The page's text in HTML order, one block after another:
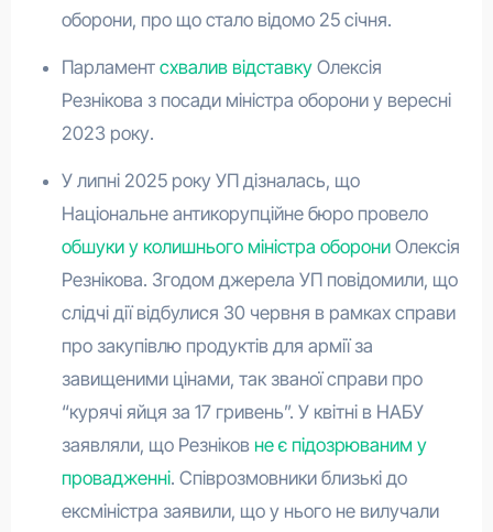
оборони, про що стало відомо 25 січня.
Парламент схвалив відставкуОлексія
Резнікова з посади міністра оборони у вересні
2023 року.
У липні 2025 року УП дізналась, що
Національне антикорупційне бюро провело
обшуки у колишнього міністра оборониОлексія
Резнікова. Згодом джерела УП повідомили, що
слідчі дії відбулися 30 червня в рамках справи
про закупівлю продуктів для армії за
завищеними цінами, так званої справи про
“курячі яйця за 17 гривень”. У квітні в НАБУ
заявляли, що Резніков не є підозрюваним у
провадженні. Співрозмовники близькі до
ексміністра заявили, що у нього не вилучали